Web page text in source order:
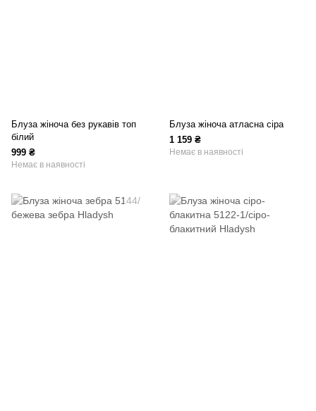
Блуза жіноча без рукавів топ
білий
999 ₴
Немає в наявності
Блуза жіноча атласна сіра
1 159 ₴
Немає в наявності